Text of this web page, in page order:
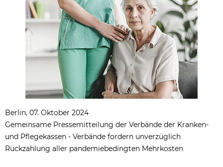
Berlin, 07. Oktober 2024
Gemeinsame Pressemitteilung der Verbände der Kranken-
und Pflegekassen - Verbände fordern unverzüglich
Rückzahlung aller pandemiebedingten Mehrkosten